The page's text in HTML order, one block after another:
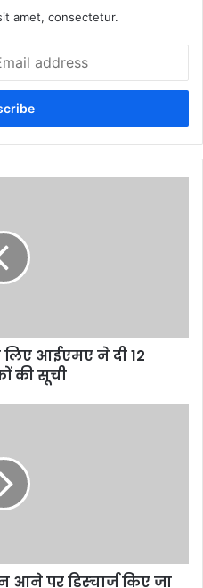
amet, consectetur.
आईएमए ने दी 12
की सूची
आने पर डिस्चार्ज किए जा